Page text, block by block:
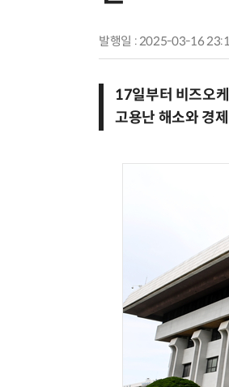
발행일 : 2025-03-16
17일부터 비즈오
고용난 해소와 경